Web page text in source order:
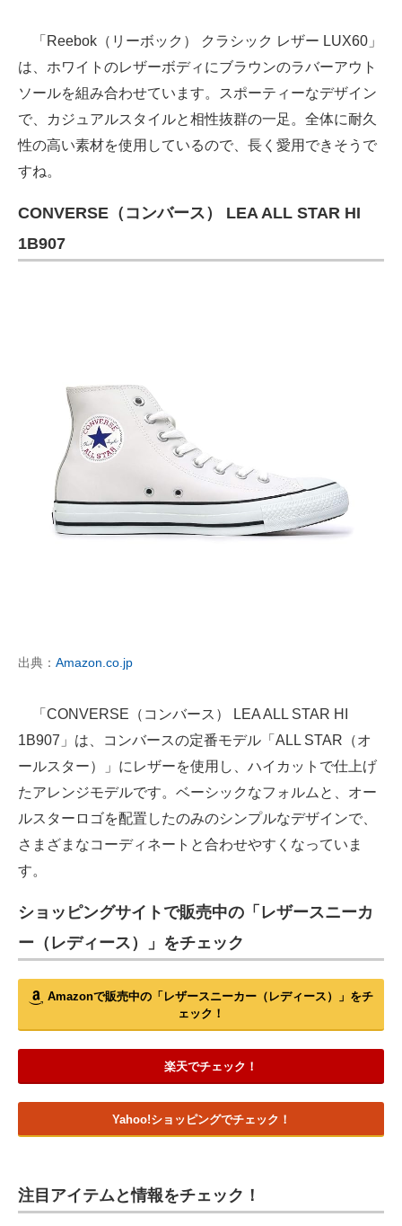
「Reebok（リーボック） クラシック レザー LUX60」
は、ホワイトのレザーボディにブラウンのラバーアウト
ソールを組み合わせています。スポーティーなデザイン
で、カジュアルスタイルと相性抜群の一足。全体に耐久
性の高い素材を使用しているので、長く愛用できそうで
すね。
CONVERSE（コンバース） LEA ALL STAR HI
1B907
出典： Amazon.co.jp
「CONVERSE（コンバース） LEA ALL STAR HI
1B907」は、コンバースの定番モデル「ALL STAR（オ
ールスター）」にレザーを使用し、ハイカットで仕上げ
たアレンジモデルです。ベーシックなフォルムと、オー
ルスターロゴを配置したのみのシンプルなデザインで、
さまざまなコーディネートと合わせやすくなっていま
す。
ショッピングサイトで販売中の「レザースニーカ
ー（レディース）」をチェック
Amazonで販売中の「レザースニーカー（レディース）」をチ
ェック！
楽天でチェック！
Yahoo!ショッピングでチェック！
注目アイテムと情報をチェック！